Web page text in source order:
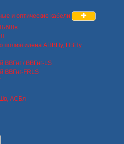
и оптические кабели
полиэтилена АПВПу, ПВПу
ВВГнг / ВВГнг-LS
ВВГнг-FRLS
АСБл